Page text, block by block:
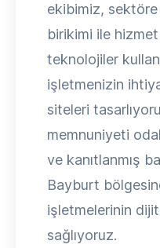
ekibimiz,
birikimi ile
teknolojiler
işletmenizin
siteleri
memnuniyeti
ve kanıtlanmış
Bayburt
işletmelerinin
sağlıyoruz.